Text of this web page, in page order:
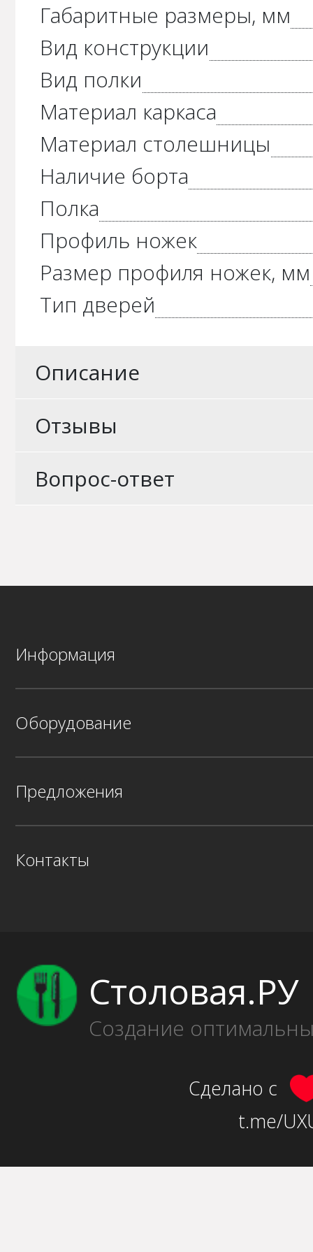
Габаритные размеры, мм
Вид конструкции
Вид полки
Материал каркаса
Материал столешницы
Наличие борта
Полка
Профиль ножек
Размер профиля ножек, мм
Тип дверей
Описание
Отзывы
Вопрос-ответ
Информация
Оборудование
Предложения
Контакты
Столовая.РУ
Создание
Сделано с
t.me/